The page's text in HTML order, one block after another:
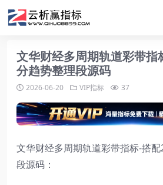
文华财经多周期轨道彩带指
分趋势整理段源码
2026-06-20 VIP指标 37
文华财经多周期轨道彩带指标-搭
段源码：